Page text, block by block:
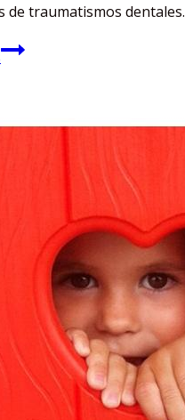
de traumatismos dentales.
¿Cómo
actuar
traumatismo